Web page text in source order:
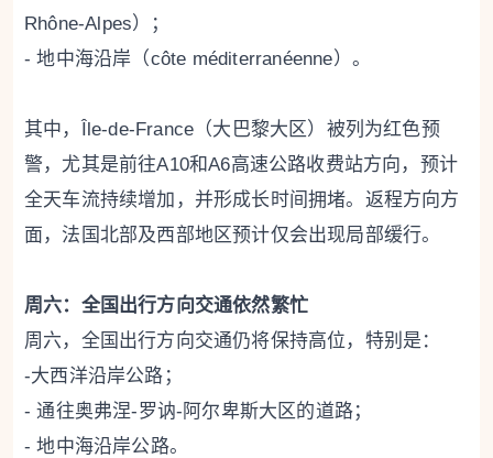
Rhône-Alpes）；
- 地中海沿岸（côte méditerranéenne）。
其中，Île-de-France（大巴黎大区）被列为红色预
警，尤其是前往A10和A6高速公路收费站方向，预计
全天车流持续增加，并形成长时间拥堵。返程方向方
面，法国北部及西部地区预计仅会出现局部缓行。
周六：全国出行方向交通依然繁忙
周六，全国出行方向交通仍将保持高位，特别是：
-大西洋沿岸公路；
- 通往奥弗涅-罗讷-阿尔卑斯大区的道路；
- 地中海沿岸公路。